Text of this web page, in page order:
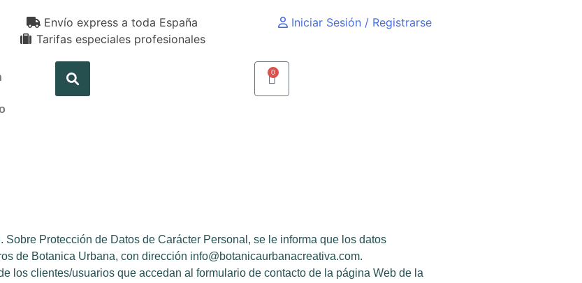
Envío express a toda España
Tarifas especiales profesionales
Iniciar Sesión / Registrarse
0
Protección de Datos de Carácter Personal, se le informa que los datos
de Botanica Urbana, con dirección info@botanicaurbanacreativa.com.
los clientes/usuarios que accedan al formulario de contacto de la página Web de la